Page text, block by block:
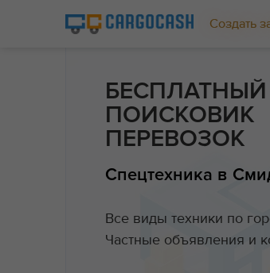
Создать
БЕСПЛАТНЫЙ
ПОИСКОВИК
ПЕРЕВОЗОК
Спецтехника в
Все виды техники по
Частные объявления и